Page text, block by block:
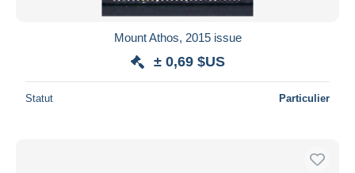
Mount Athos, 2015 issue
± 0,69 $US
Statut Particulier